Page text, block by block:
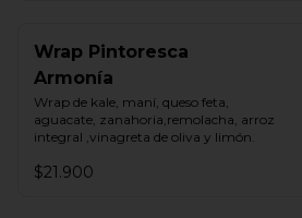
Wrap Pintoresca
Armonía
Wrap de kale, maní, queso feta,
aguacate, zanahoria,remolacha, arroz
integral ,vinagreta de oliva y limón.
$21.900